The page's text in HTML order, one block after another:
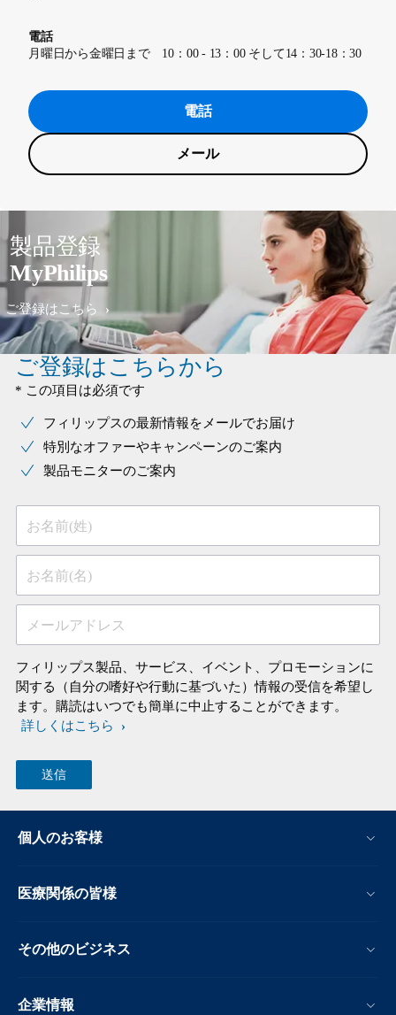
電話
月曜日から金曜日まで 10：00 - 13：00 そして14：30-18：30
電話
メール
製品登録
MyPhilips
ご登録はこちら
ご登録はこちらから
* この項目は必須です
フィリップスの最新情報をメールでお届け
特別なオファーやキャンペーンのご案内
製品モニターのご案内
お名前(姓)
お名前(名)
メールアドレス
フィリップス製品、サービス、イベント、プロモーションに
関する（自分の嗜好や行動に基づいた）情報の受信を希望し
ます。購読はいつでも簡単に中止することができます。
詳しくはこちら
個人のお客様
医療関係の皆様
その他のビジネス
企業情報